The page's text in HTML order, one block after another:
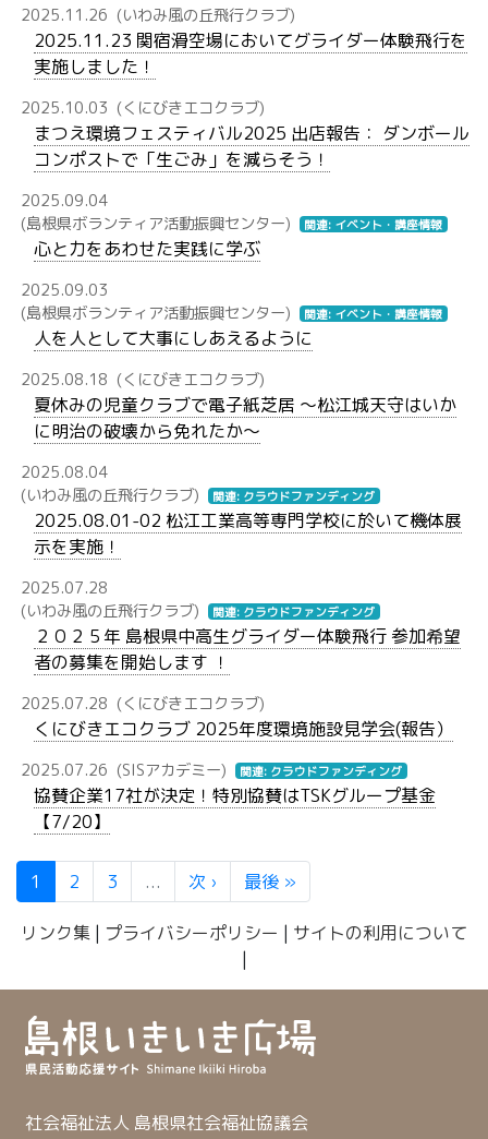
2025.11.26 (いわみ風の丘飛行クラブ)
2025.11.23 関宿滑空場においてグライダー体験飛行を
実施しました！
2025.10.03 (くにびきエコクラブ)
まつえ環境フェスティバル2025 出店報告： ダンボール
コンポストで「生ごみ」を減らそう！
2025.09.04
(島根県ボランティア活動振興センター)
関連: イベント・講座情報
心と力をあわせた実践に学ぶ
2025.09.03
(島根県ボランティア活動振興センター)
関連: イベント・講座情報
人を人として大事にしあえるように
2025.08.18 (くにびきエコクラブ)
夏休みの児童クラブで電子紙芝居 〜松江城天守はいか
に明治の破壊から免れたか〜
2025.08.04
(いわみ風の丘飛行クラブ)
関連: クラウドファンディング
2025.08.01-02 松江工業高等専門学校に於いて機体展
示を実施！
2025.07.28
(いわみ風の丘飛行クラブ)
関連: クラウドファンディング
２０２５年 島根県中高生グライダー体験飛行 参加希望
者の募集を開始します ！
2025.07.28 (くにびきエコクラブ)
くにびきエコクラブ 2025年度環境施設見学会(報告）
2025.07.26 (SISアカデミー) 関連: クラウドファンディング
協賛企業17社が決定！特別協賛はTSKグループ基金
【7/20】
1 2 3 ... 次 › 最後 »
リンク集 | プライバシーポリシー | サイトの利用について
|
社会福祉法人 島根県社会福祉協議会